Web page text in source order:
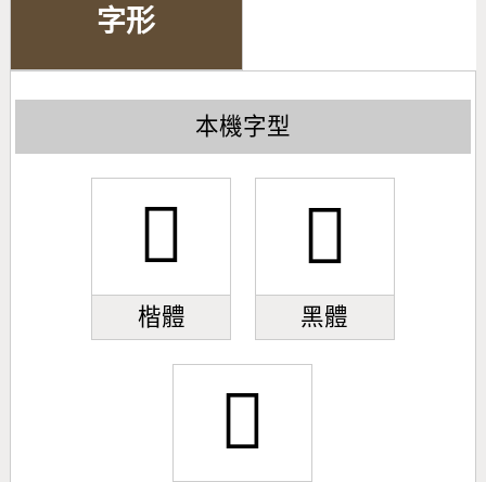
字形
本機字型
󰁇
楷體
󰁇
黑體
󰁇